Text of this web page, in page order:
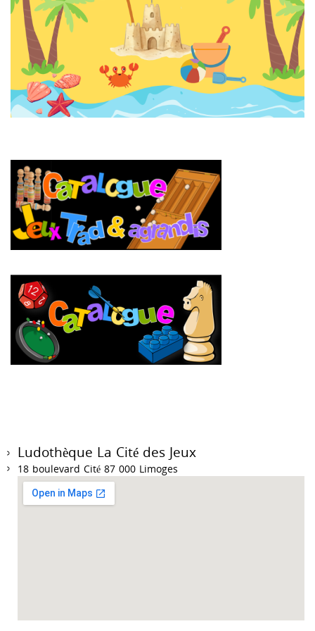
Ludothèque La Cité des Jeux
18 boulevard Cité 87 000 Limoges